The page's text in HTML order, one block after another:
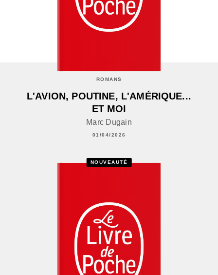
ROMANS
L'AVION, POUTINE, L'AMÉRIQUE...
ET MOI
Marc Dugain
01/04/2026
NOUVEAUTÉ